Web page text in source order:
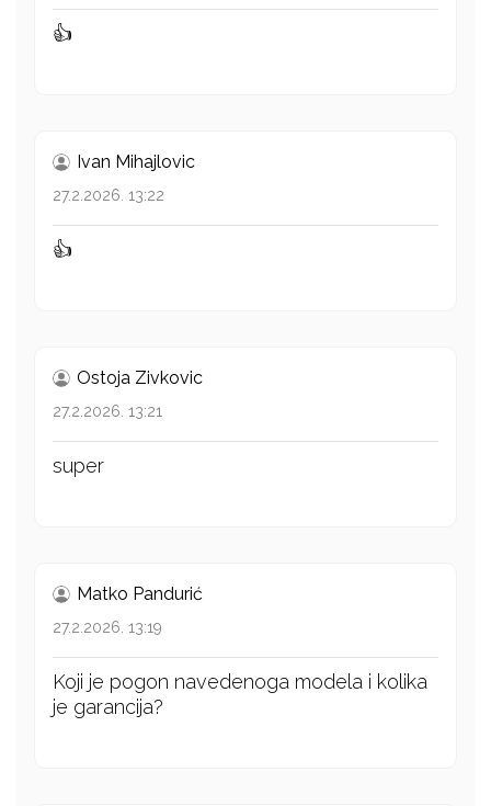
👍
Ivan Mihajlovic
27.2.2026. 13:22
👍
Ostoja Zivkovic
27.2.2026. 13:21
super
Matko Pandurić
27.2.2026. 13:19
Koji je pogon navedenoga modela i kolika
je garancija?